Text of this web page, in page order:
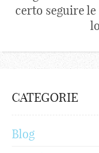
certo seguire
CATEGORIE
Blog